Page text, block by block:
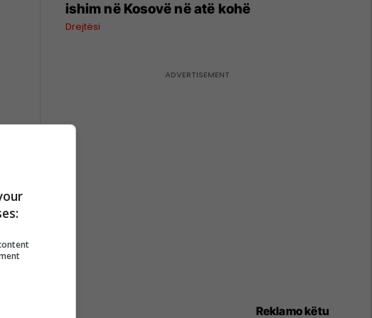
ishim në Kosovë në atë kohë
Drejtësi
Reklamo këtu